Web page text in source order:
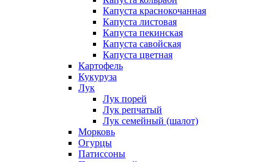
Капуста краснокочанная
Капуста листовая
Капуста пекинская
Капуста савойская
Капуста цветная
Картофель
Кукуруза
Лук
Лук порей
Лук репчатый
Лук семейный (шалот)
Морковь
Огурцы
Патиссоны